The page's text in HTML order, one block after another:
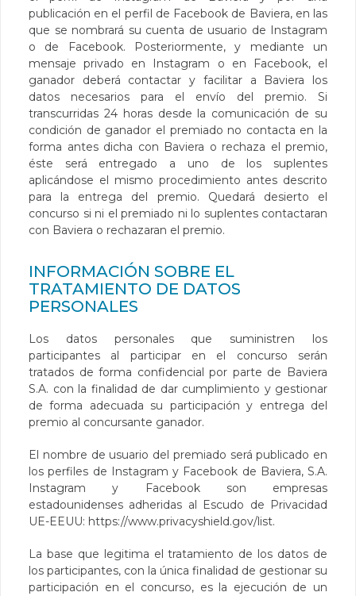
publicación en el perfil de Facebook de Baviera, en las
que se nombrará su cuenta de usuario de Instagram
o de Facebook. Posteriormente, y mediante un
mensaje privado en Instagram o en Facebook, el
ganador deberá contactar y facilitar a Baviera los
datos necesarios para el envío del premio. Si
transcurridas 24 horas desde la comunicación de su
condición de ganador el premiado no contacta en la
forma antes dicha con Baviera o rechaza el premio,
éste será entregado a uno de los suplentes
aplicándose el mismo procedimiento antes descrito
para la entrega del premio. Quedará desierto el
concurso si ni el premiado ni lo suplentes contactaran
con Baviera o rechazaran el premio.
INFORMACIÓN SOBRE EL
TRATAMIENTO DE DATOS
PERSONALES
Los datos personales que suministren los
participantes al participar en el concurso serán
tratados de forma confidencial por parte de Baviera
S.A. con la finalidad de dar cumplimiento y gestionar
de forma adecuada su participación y entrega del
premio al concursante ganador.
El nombre de usuario del premiado será publicado en
los perfiles de Instagram y Facebook de Baviera, S.A.
Instagram y Facebook son empresas
estadounidenses adheridas al Escudo de Privacidad
UE-EEUU: https://www.privacyshield.gov/list.
La base que legitima el tratamiento de los datos de
los participantes, con la única finalidad de gestionar su
participación en el concurso, es la ejecución de un